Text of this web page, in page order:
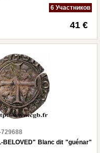
6 Участников
41 €
BELOVED" Blanc dit "guénar"